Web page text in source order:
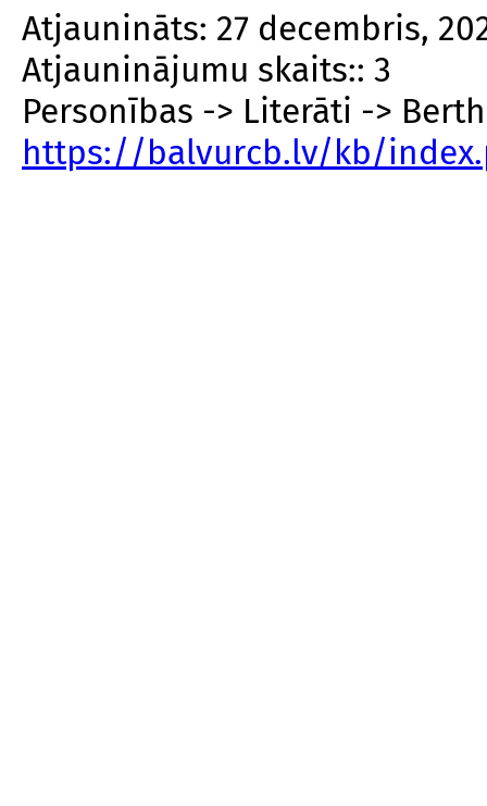
Atjaunināts: 27 decembris,
Atjauninājumu skaits:: 3
Personības -> Literāti ->
https://balvurcb.lv/kb/